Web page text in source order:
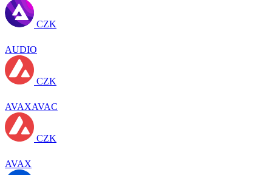
CZK
AUDIO
CZK
AVAXAVAC
CZK
AVAX